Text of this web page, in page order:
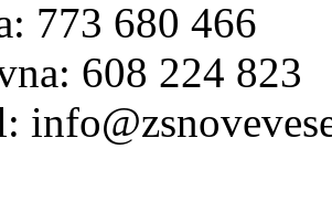
773 680 466
608 224 823